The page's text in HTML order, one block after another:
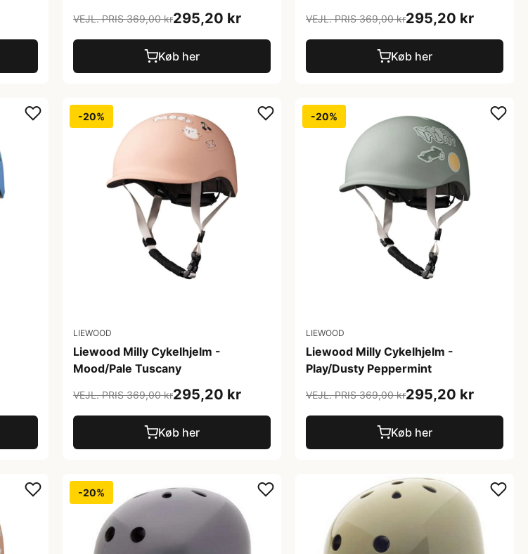
VEJL. PRIS 369,00 kr295,20 kr
Køb her
VEJL. PRIS 369,00 kr295,20 kr
Køb her
-20%
LIEWOOD
Liewood Milly Cykelhjelm -
Mood/Pale Tuscany
VEJL. PRIS 369,00 kr295,20 kr
Køb her
-20%
LIEWOOD
Liewood Milly Cykelhjelm -
Play/Dusty Peppermint
VEJL. PRIS 369,00 kr295,20 kr
Køb her
-20%